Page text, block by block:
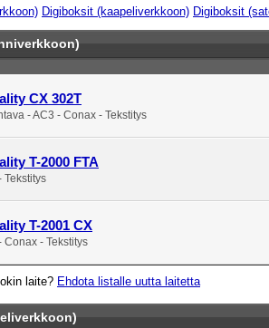
Digiboksit (kaapeliverkkoon) Digiboksit
CX 302T
- AC3 - Conax - Tekstitys
T-2000 FTA
Tekstitys
T-2001 CX
Conax - Tekstitys
laite? Ehdota listalle uutta laitetta